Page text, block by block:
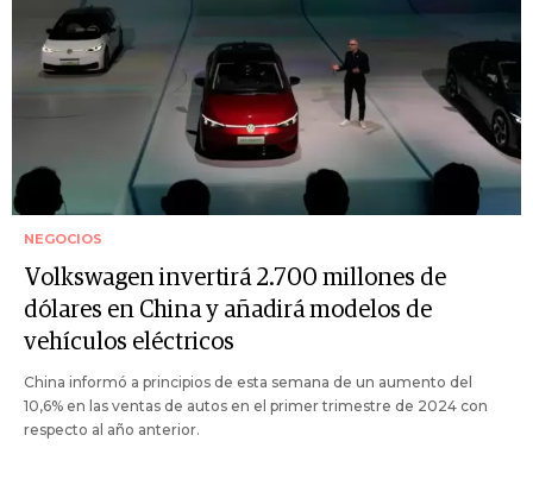
NEGOCIOS
Volkswagen invertirá 2.700 millones de
dólares en China y añadirá modelos de
vehículos eléctricos
China informó a principios de esta semana de un aumento del
10,6% en las ventas de autos en el primer trimestre de 2024 con
respecto al año anterior.